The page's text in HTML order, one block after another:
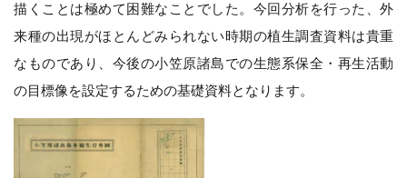
描くことは極めて困難なことでした。今回分析を行った、外
来種の出現がほとんどみられない時期の植生調査資料は貴重
なものであり、今後の小笠原諸島での生態系保全・再生活動
の目標像を設定するための基礎資料となります。